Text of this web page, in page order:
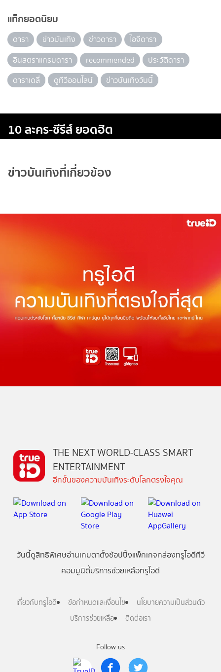
แท็กยอดนิยม
ดารา ข่าวบันเทิง ข่าวดารา
ไอจีดารา
อินสตราแกรมดารา
recommended
ประวัติดารา
ดาราเดลี่
ดูทีวีออนไลน์ ข่าวบันเทิงวันนี้
10 ละคร-ซีรีส์ ยอดฮิต
ข่าวบันเทิงที่เกี่ยวข้อง
Follow us
THE NEXT WORLD-CLASS SMART
ENTERTAINMENT
อีกขั้นของความบันเทิงระดับโลกตรงใจคุณ
วันนี้ดูสิทธิพิเศษอ่านเกมตาตั้งช้อปปิ้งแพ็กเกจกล่องทรูไอดีทีวี
คอมมูนิตี้บริการช่วยเหลือทรูไอดี
เกี่ยวกับทรูไอดี ข้อกำหนดและเงื่อนไข
นโยบายความเป็นส่วนตัว
บริการช่วยเหลือ
ติดต่อเรา